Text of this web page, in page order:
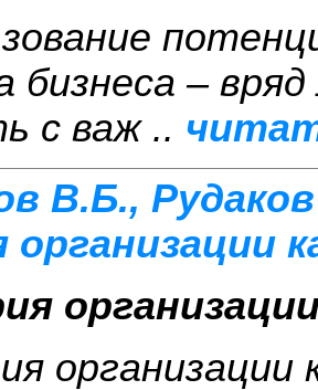
бизнеса –
с важ ..
В.Б.,
организации